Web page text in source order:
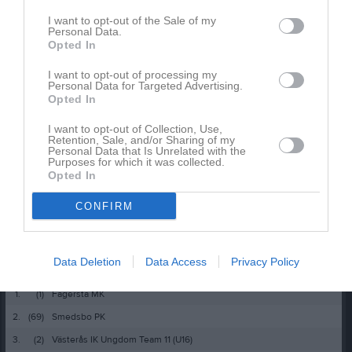
I want to opt-out of the Sale of my
Personal Data.
Opted In
I want to opt-out of processing my
Personal Data for Targeted Advertising.
Opted In
I want to opt-out of Collection, Use,
Retention, Sale, and/or Sharing of my
Personal Data that Is Unrelated with the
Purposes for which it was collected.
Opted In
CONFIRM
Data Deletion Data Access Privacy Policy
Bemanning grill (VIK - Almtuna) 13 aug, 17:00
Bemanning 50/50 lotter (VIK-Frisk Asker)
Kalenderöversikt
Facebook
Besökartoppen Länet
1. (1)
Fagersta MK
2.
(69)
Smedsbo PK
3.
(2) Västerås IK Ungdom Team 11 (U16)